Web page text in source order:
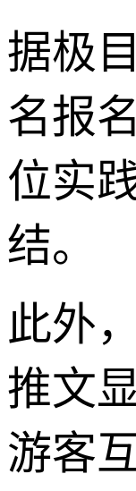
据极
名报
位实
结。
此外
推文
游客